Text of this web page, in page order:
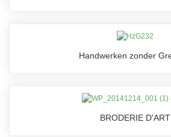
Handwerken zonder
BRODERIE D'ART